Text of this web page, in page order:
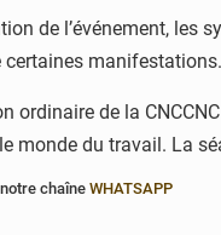
de l’événement,
certaines manifestations.
ordinaire de la
monde du travail. La
chaîne WHATSAPP